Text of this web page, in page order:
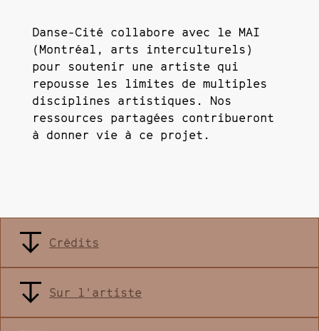
Danse-Cité collabore avec le MAI
(Montréal, arts interculturels)
pour soutenir une artiste qui
repousse les limites de multiples
disciplines artistiques. Nos
ressources partagées contribueront
à donner vie à ce projet.
Crédits
Sur l'artiste